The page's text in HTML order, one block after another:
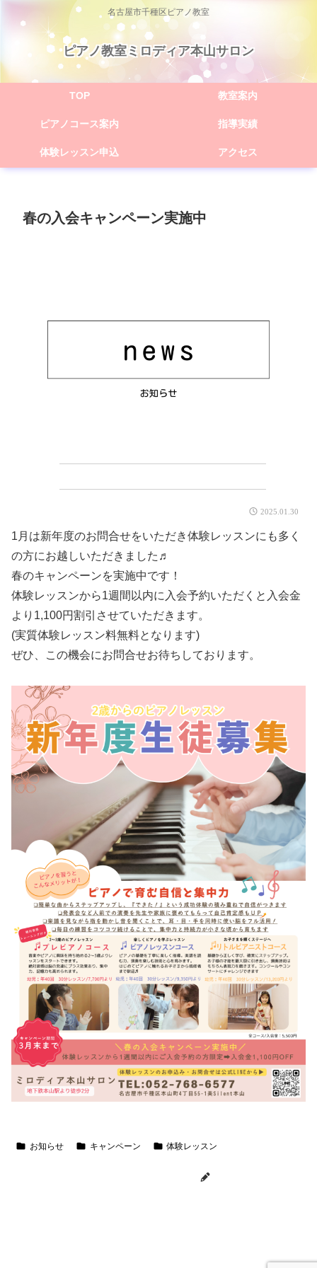
名古屋市千種区ピアノ教室
ピアノ教室ミロディア本山サロン
TOP 教室案内
ピアノコース案内 指導実績
体験レッスン申込 アクセス
春の入会キャンペーン実施中
2025.01.30
1月は新年度のお問合せをいただき体験レッスンにも多く
の方にお越しいただきました♬
春のキャンペーンを実施中です！
体験レッスンから1週間以内に入会予約いただくと入会金
より1,100円割引させていただきます。
(実質体験レッスン料無料となります)
ぜひ、この機会にお問合せお待ちしております。
お知らせ キャンペーン 体験レッスン